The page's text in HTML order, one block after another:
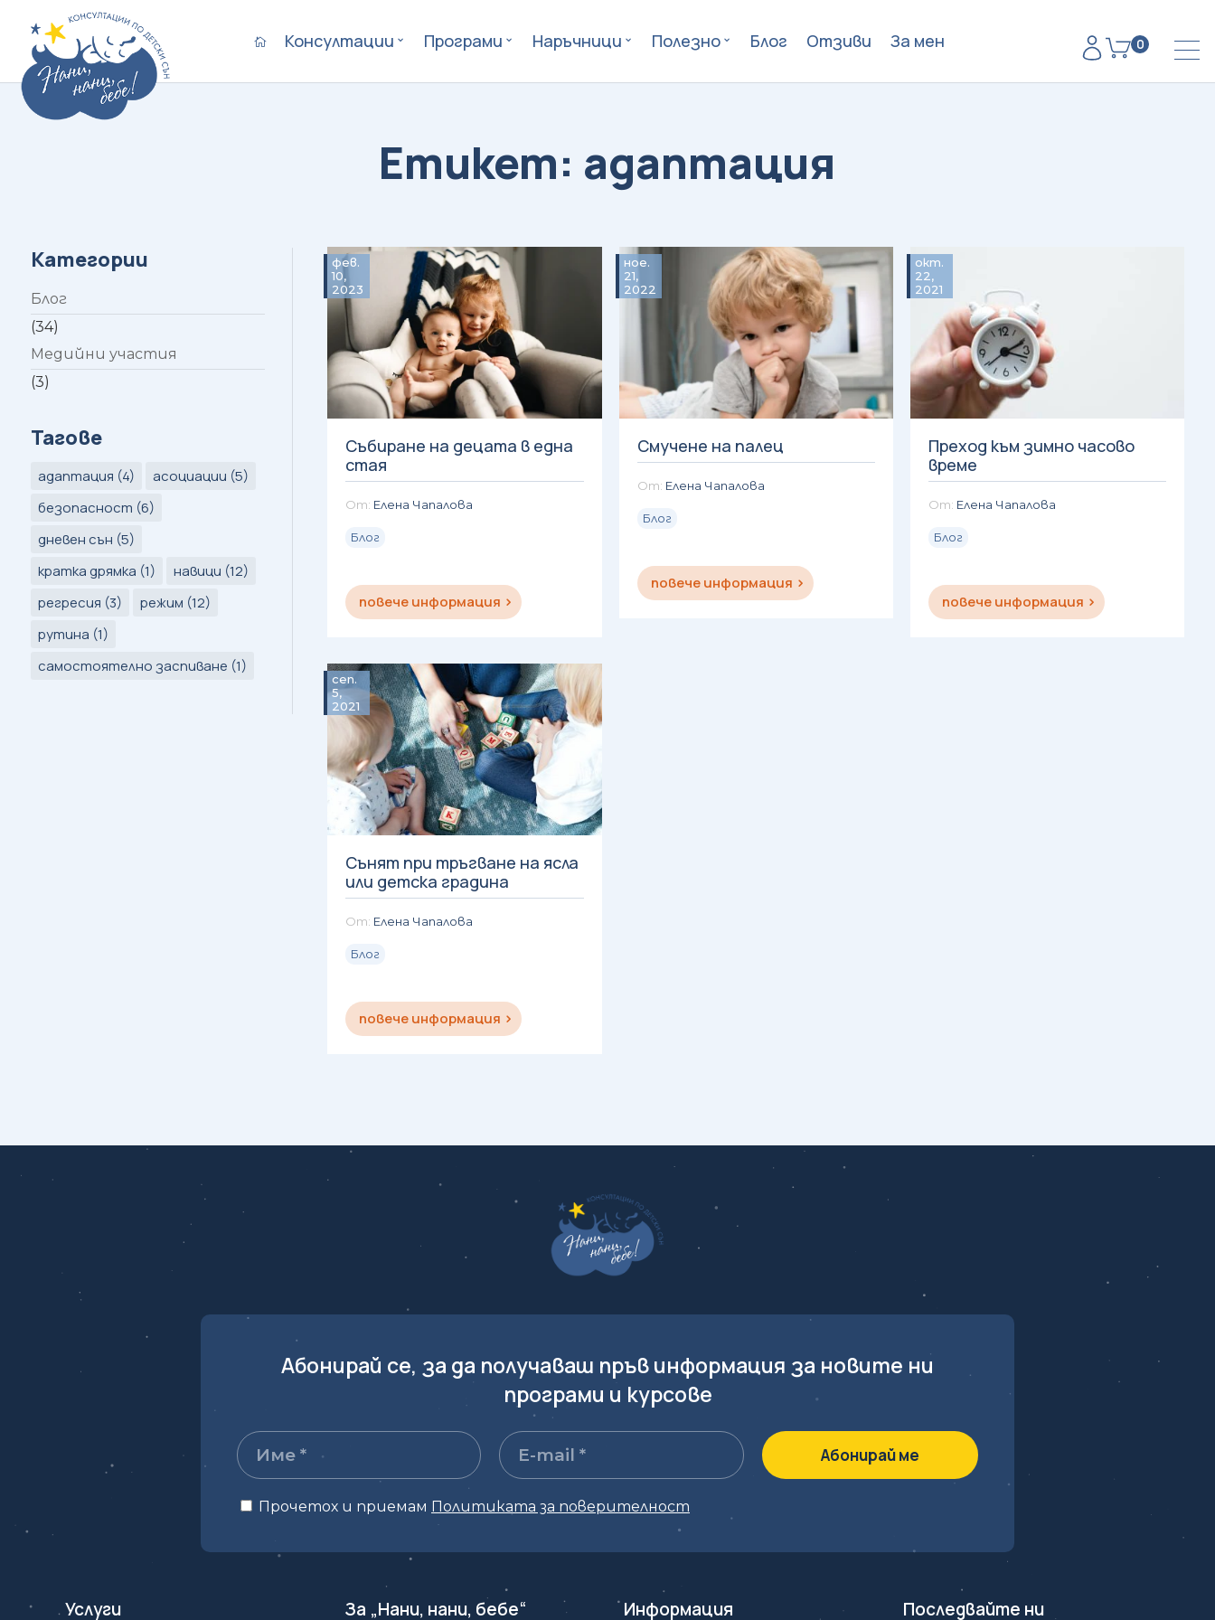
0
 Консултации Програми Наръчници Полезно Блог Отзиви За мен
адаптация
Събиране на децата в една
стая
Елена Чапалова
фев.
10,
2023
Блог
повече информация
Сънят при тръгване на ясла
или детска градина
Елена Чапалова
сеп.
5,
2021
Блог
повече информация
Смучене на палец
Елена Чапалова
ное.
21,
2022
Блог
повече информация
Преход към зимно часово
време
Елена Чапалова
окт.
22,
2021
Блог
повече информация
Категории
Блог
(34)
Медийни участия
(3)
Тагове
адаптация (4) асоциации (5)
безопасност (6)
дневен сън (5)
кратка дрямка (1) навици (12)
регресия (3) режим (12)
рутина (1)
самостоятелно заспиване (1)
Абонирай се, за да получаваш пръв информация за новите ни
програми и курсове
Прочетох и приемам Политиката за поверителност
Услуги За „Нани, нани, бебе“ Информация Последвайте ни